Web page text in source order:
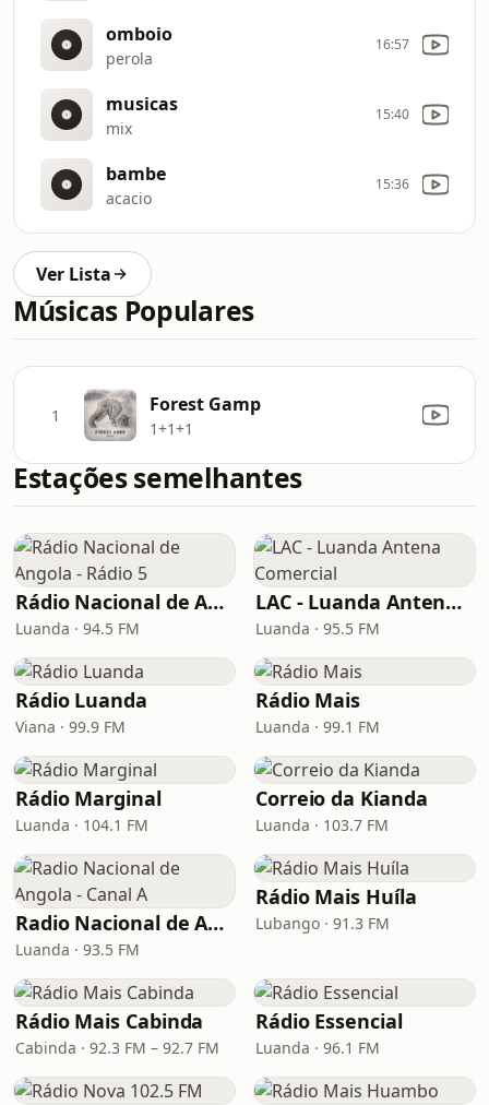
omboio
perola
16:57
musicas
mix
15:40
bambe
acacio
15:36
Ver Lista
Músicas Populares
1 Forest Gamp
1+1+1
Estações semelhantes
Rádio Nacional de Angola - Rádio 5
Luanda · 94.5 FM
LAC - Luanda Antena Comercial
Luanda · 95.5 FM
Rádio Luanda
Viana · 99.9 FM
Rádio Mais
Luanda · 99.1 FM
Rádio Marginal
Luanda · 104.1 FM
Correio da Kianda
Luanda · 103.7 FM
Radio Nacional de Angola - Canal A
Luanda · 93.5 FM
Rádio Mais Huíla
Lubango · 91.3 FM
Rádio Mais Cabinda
Cabinda · 92.3 FM – 92.7 FM
Rádio Essencial
Luanda · 96.1 FM